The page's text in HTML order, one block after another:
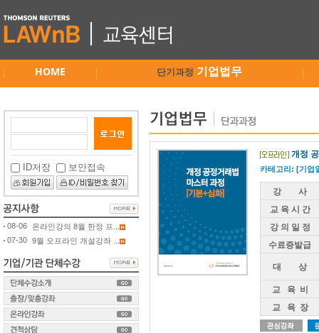
HOME 단기과정 기업법무
ID저장 보안접속
08-06
온라인강의 8월 한정 프...
07-30 9월 오프라인 개설강좌 ...
개정
카테고리: [기업
강 사
교 육 시 간
강 의 일 정
수료증발급
대 상
교 육 비
교 육 장